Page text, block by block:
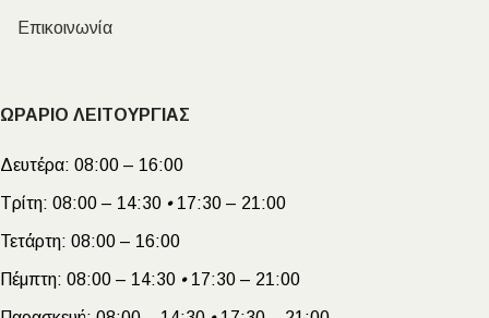
Επικοινωνία
ΩΡΑΡΙΟ ΛΕΙΤΟΥΡΓΙΑΣ
Δευτέρα: 08:00 – 16:00
Τρίτη: 08:00 – 14:30 •17:30 – 21:00
Τετάρτη: 08:00 – 16:00
Πέμπτη: 08:00 – 14:30 •17:30 – 21:00